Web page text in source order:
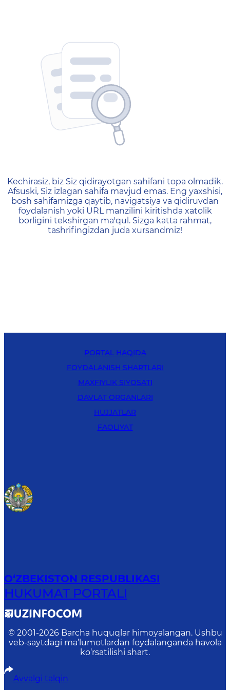
404 — Страница не
Kechirasiz, biz Siz qidirayotgan sahifani topa olmadik.
Afsuski, Siz izlagan sahifa mavjud emas. Eng yaxshisi,
bosh sahifamizga qaytib, navigatsiya va qidiruvdan
foydalanish yoki URL manzilini kiritishda xatolik
borligini tekshirgan ma'qul. Sizga katta rahmat,
tashrifingizdan juda xursandmiz!
PORTAL HAQIDA
FOYDALANISH SHARTLARI
MAXFIYLIK SIYOSATI
DAVLAT ORGANLARI
HUJJATLAR
FAOLIYAT
O‘ZBEKISTON RESPUBLIKASI
HUKUMAT PORTALI
© 2001-2026 Barcha huquqlar himoyalangan. Ushbu
veb-saytdagi ma’lumotlardan foydalanganda havola
ko‘rsatilishi shart.
Avvalgi talqin